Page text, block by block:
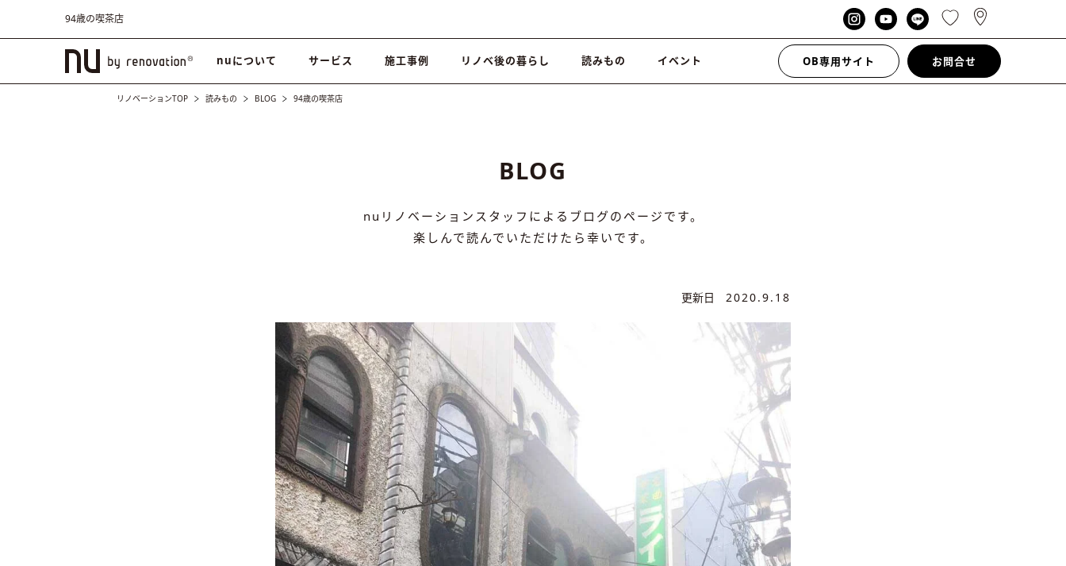
94歳の喫茶店
nuについて サービス 施工事例 リノベ後の暮らし 読みもの イベント OB専用サイト お問合せ
リノベーションTOP 読みもの BLOG 94歳の喫茶店
BLOG
nuリノベーションスタッフによるブログのページです。
楽しんで読んでいただけたら幸いです。
更新日 2020.9.18